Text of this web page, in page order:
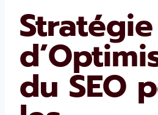
Stratégie
du SEO